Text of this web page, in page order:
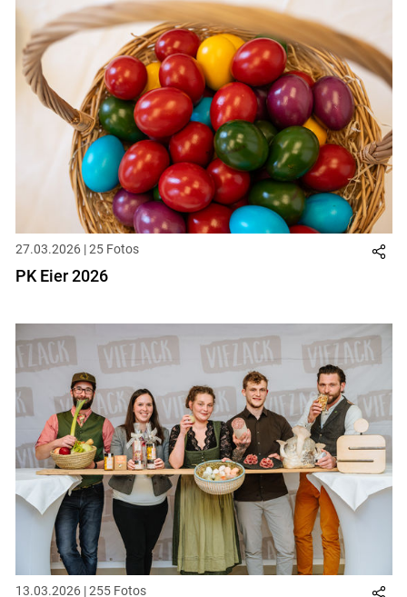
27.03.2026 | 25 Fotos
PK Eier 2026
13.03.2026 | 255 Fotos